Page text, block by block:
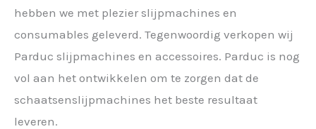
hebben we met plezier slijpmachines en
consumables geleverd. Tegenwoordig verkopen wij
Parduc slijpmachines en accessoires. Parduc is nog
vol aan het ontwikkelen om te zorgen dat de
schaatsenslijpmachines het beste resultaat
leveren.